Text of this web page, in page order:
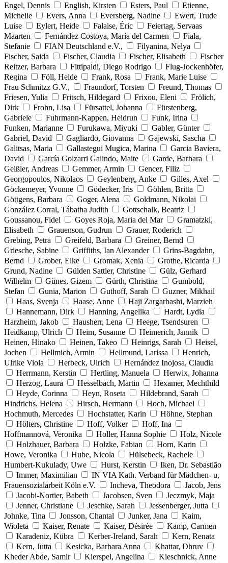
Engel, Dennis
English, Kirsten Esters, Paul
Etienne,
Michelle
Evers, Anna Eversberg, Nadine
Ewert, Trude
Luise
Eylert, Heide Falaise, Éric
Feiertag, Servaas
Maarten
Fernández Costoya, María del Carmen
Fiala,
Stefanie
FIAN Deutschland e.V.,
Filyanina, Nelya
Fischer, Saida
Fischer, Claudia Fischer, Elisabeth
Fischer
Reitzer, Barbara
Fittipaldi, Diego Rodrigo
Flug-Jockenhöfer,
Regina
Föll, Heide Frank, Rosa
Frank, Marie Luise
Frau Schmitzz G.V.,
Fraundorf, Torsten
Freund, Thomas
Friesen, Yulia
Fritsch, Hildegard Frixou, Eleni
Frölich,
Dirk
Frohn, Lisa Fürsattel, Johanna
Fürstenberg,
Gabriele
Fuhrmann-Kappen, Heidrun
Funk, Irina
Funken, Marianne
Furukawa, Miyuki
Gabler, Günter
Gabriel, David
Gagliardo, Giovanna
Gajewski, Sascha
Galitsas, Maria
Gallastegui Mugica, Marina
Garcia Baviera,
David
García Golzarri Galindo, Maite
Garde, Barbara
Geißler, Andreas
Gemmer, Armin
Gencer, Filiz
Georgopoulos, Nikolaos
Geylenberg, Anke
Gilles, Axel
Göckemeyer, Yvonne
Gödecker, Iris
Göhlen, Britta
Göttgens, Barbara
Goger, Alena
Goldmann, Nikolai
González Corral, Tábatha Judith
Gottschalk, Beatriz
Goussanou, Fidel
Goyes Roja, Maria del Mar
Gramatzki,
Elisabeth
Grauenson, Gudrun
Grauer, Roderich
Grebing, Petra
Greifeld, Barbara
Greiner, Bernd
Griesche, Sabine
Griffiths, Ian Alexander
Grins-Bagdahn,
Bernd
Grober, Elke Gromak, Xenia
Grothe, Ricarda
Grund, Nadine
Gülden Sattler, Christine
Gülz, Gerhard
Wilhelm
Günes, Gizem Gürth, Christina
Gumbold,
Stefan
Gunia, Marion Guthoff, Sarah
Guzner, Mikhail
Haas, Svenja
Haase, Anne
Haji Zargarbashi, Marzieh
Hannemann, Dirk
Hanning, Angelika
Hardt, Lydia
Harzheim, Jakob
Hausherr, Lena
Heege, Tsendsuren
Heidkamp, Ulrich
Heim, Susanne
Heimerich, Jannik
Heinen, Hinako
Heinen, Takeo Heinrigs, Sarah
Heisel,
Jochen
Hellmich, Armin Hellmund, Larissa
Henrich,
Ulrike Viola
Herbeck, Ulrich
Hernández Inojosa, Claudia
Herrmann, Kerstin
Hertling, Manuela
Herwix, Johanna
Herzog, Laura
Hesselbach, Martin
Hexamer, Mechthild
Heyde, Corinna
Heyn, Roseta
Hildebrand, Sarah
Hindrichs, Helena
Hirsch, Hermann
Hoch, Michael
Hochmuth, Mercedes
Hochstatter, Karin
Höhne, Stephan
Hölters, Christine
Hoff, Volker
Hoff, Ina
Hoffmannová, Veronika
Holler, Hanna Sophie
Holz, Nicole
Holzhauer, Barbara
Holzke, Fabian
Horn, Karin
Howe, Veronika
Hube, Nicola
Hülsebeck, Rachele
Humbert-Kukulady, Uwe
Hurst, Kerstin
Iken, Dr. Sebastião
Immer, Maximilian
IN VIA Kath. Verband für Mädchen- u,
Frauensozialarbeit Köln e.V.
Incheva, Theodora
Jacob, Jens
Jacobi-Nortier, Babeth
Jacobsen, Sven
Jeczmyk, Maja
Jenner, Christiane
Jeschke, Sarah
Jessenberger, Jutta
Johnke, Tina
Jonsson, Chantal Junker, Jana
Kaim,
Wioleta
Kaiser, Renate Kaiser, Désirée
Kamp, Carmen
Karadeniz, Kübra
Kerber-Ireland, Sarah
Kern, Renata
Kern, Jutta
Kesicka, Barbara Anna
Khattar, Dhruv
Kheder Abde, Samir
Kierspel, Angelina
Kieschnick, Anne